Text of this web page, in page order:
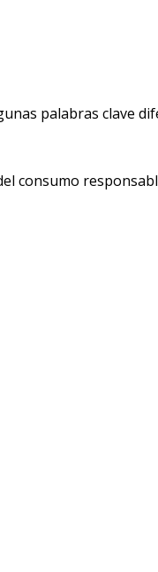
palabras clave
consumo